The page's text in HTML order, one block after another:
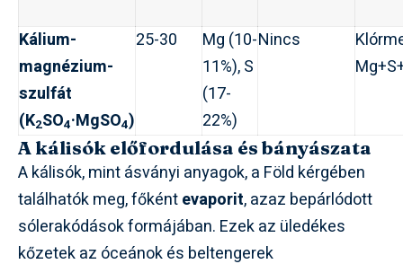
Kálium-
magnézium-
szulfát
(K2SO4·MgSO4)
25-30
Mg (10-
11%), S
(17-
22%)
Nincs
A kálisók előfordulása és bányászata
A kálisók, mint ásványi anyagok, a Föld kérgében
találhatók meg, főkéntevaporit, azaz bepárlódott
sólerakódások formájában. Ezek az üledékes
kőzetek az óceánok és beltengerek